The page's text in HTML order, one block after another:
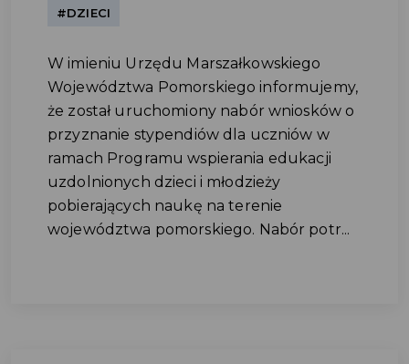
#DZIECI
W imieniu Urzędu Marszałkowskiego
Województwa Pomorskiego informujemy,
że został uruchomiony nabór wniosków o
przyznanie stypendiów dla uczniów w
ramach Programu wspierania edukacji
uzdolnionych dzieci i młodzieży
pobierających naukę na terenie
województwa pomorskiego. Nabór potr...